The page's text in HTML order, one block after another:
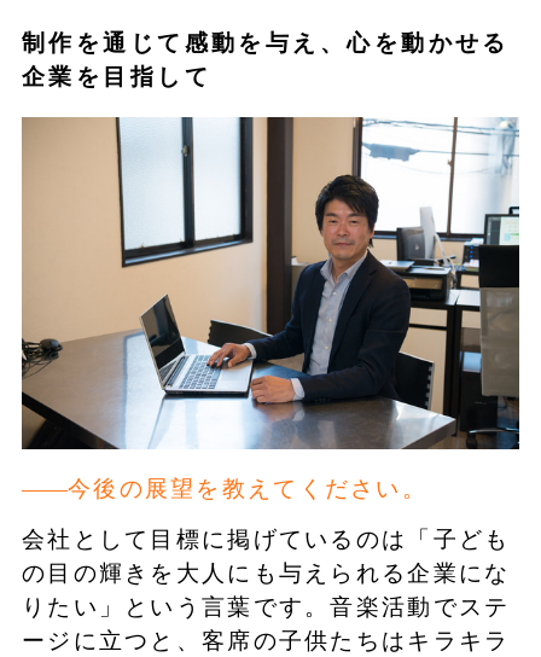
制作を通じて感動を与え、心を動かせる
企業を目指して
今後の展望を教えてください。
会社として目標に掲げているのは「子ども
の目の輝きを大人にも与えられる企業にな
りたい」という言葉です。音楽活動でステ
ージに立つと、客席の子供たちはキラキラ